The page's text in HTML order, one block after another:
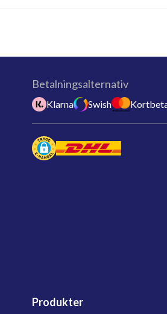
Betalningsalternativ
Klarna Swish
Produkter